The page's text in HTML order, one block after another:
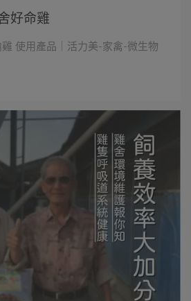
好命雞
使用產品｜活力美-家禽-微生物